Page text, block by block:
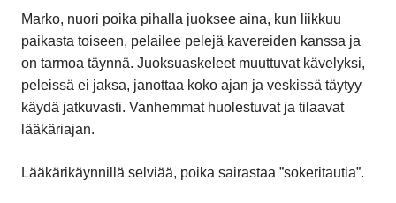
Marko, nuori poika pihalla juoksee aina, kun liikkuu
paikasta toiseen, pelailee pelejä kavereiden kanssa ja
on tarmoa täynnä. Juoksuaskeleet muuttuvat kävelyksi,
peleissä ei jaksa, janottaa koko ajan ja veskissä täytyy
käydä jatkuvasti. Vanhemmat huolestuvat ja tilaavat
lääkäriajan.
Lääkärikäynnillä selviää, poika sairastaa ”sokeritautia”.